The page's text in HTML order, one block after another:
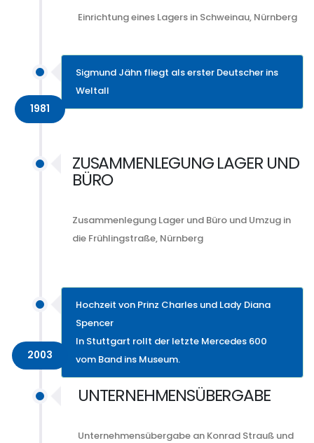
Einrichtung eines Lagers in Schweinau, Nürnberg
Sigmund Jähn fliegt als erster Deutscher ins
Weltall
1981
ZUSAMMENLEGUNG LAGER UND
BÜRO
Zusammenlegung Lager und Büro und Umzug in
die Frühlingstraße, Nürnberg
Hochzeit von Prinz Charles und Lady Diana
Spencer
In Stuttgart rollt der letzte Mercedes 600
vom Band ins Museum.
2003
UNTERNEHMENSÜBERGABE
Unternehmensübergabe an Konrad Strauß und